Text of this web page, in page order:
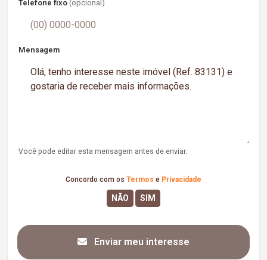
Telefone fixo (opcional)
Mensagem
Você pode editar esta mensagem antes de enviar.
Concordo com os Termos e Privacidade
Enviar meu interesse